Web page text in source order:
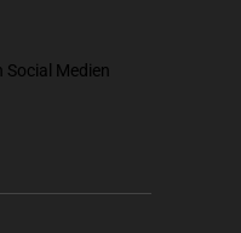
Social Medien